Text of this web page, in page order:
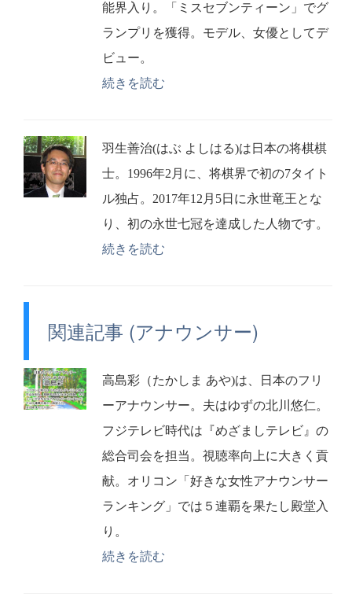
能界入り。「ミスセブンティーン」でグ
ランプリを獲得。モデル、女優としてデ
ビュー。
続きを読む
羽生善治(はぶ よしはる)は日本の将棋棋
士。1996年2月に、将棋界で初の7タイト
ル独占。2017年12月5日に永世竜王とな
り、初の永世七冠を達成した人物です。
続きを読む
関連記事 (アナウンサー)
高島彩（たかしま あや)は、日本のフリ
ーアナウンサー。夫はゆずの北川悠仁。
フジテレビ時代は『めざましテレビ』の
総合司会を担当。視聴率向上に大きく貢
献。オリコン「好きな女性アナウンサー
ランキング」では５連覇を果たし殿堂入
り。
続きを読む